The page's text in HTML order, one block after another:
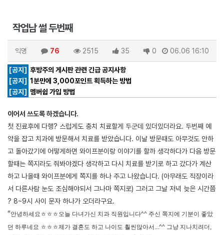
작업남 썰 두번째
익명 76 2515 35 0 06.06 16:10
[공지] 후방주의 게시판 관련 긴급 공지사항
[공지] 1분만에 3,000포인트 획득하는 방법
[공지]
멤버쉽 가입 방법
이어서 쓰도록 하겠습니다.
첫 진료후에 다행? 스럽게도 충치 치료할게 두군데 있더있더라요. 두번째 예
약을 잡고 치과에 방문해서 치료를 받았습니다. 이날 방문때도 아무것도 안하
고 돌아갔기에 어떻게하면 와이프분이랑 이야기를 할까 생각하다가 다음 방문
할때는 쪽지라도 줘봐야겠다 생각하고 다시 치료를 받기로 하고 갔다가 계산
하고 나올때 와이프분에게 쪽지를 하나 주고 나왔습니다. (아무래도 직장이라
서 다른사람 눈도 조심해야되서 그나마 쪽지로) 그러고 그날 저녁 늦은 시간쯤
? 8~9시 사이 문자 하나가 오더라구요.
“안녕하세요ㅎㅎㅎ오늘 다녀가신 치과 직원입니다^^ 주신 쪽지에 기분이 좋았
던 하루네요 ㅎㅎㅎ제가 결혼도 하고 나이도 훨씬많아서...^^ 그냥 지나치려더,